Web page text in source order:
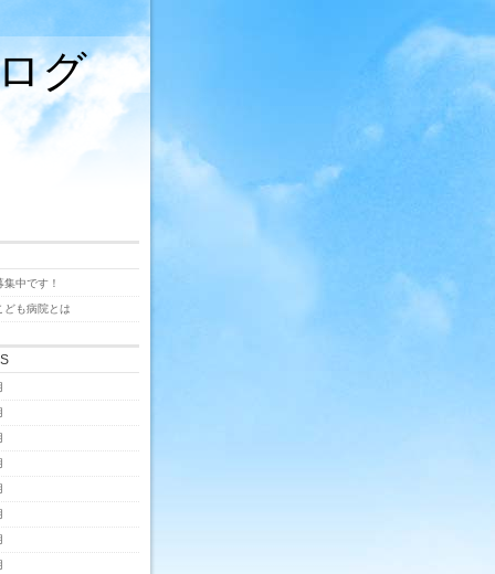
グ
中です！
ども病院とは